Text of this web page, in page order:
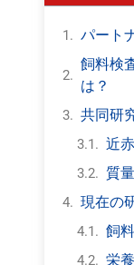
パート
飼料検
は？
共同研
近
質
現在の
飼
栄